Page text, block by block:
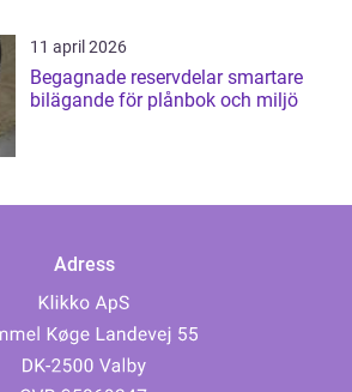
11 april 2026
Begagnade reservdelar smartare
bilägande för plånbok och miljö
Adress